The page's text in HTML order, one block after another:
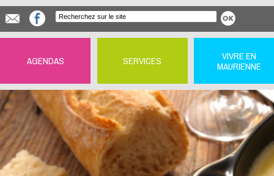
AGENDAS SERVICES
VIVRE EN
MAURIENNE